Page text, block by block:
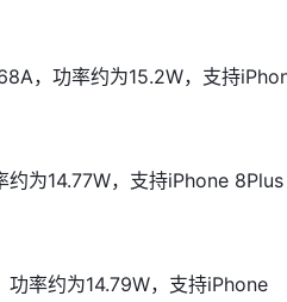
，功率约为15.2W，支持
为14.77W，支持iPhone 8Plus
率约为14.79W，支持iPhone